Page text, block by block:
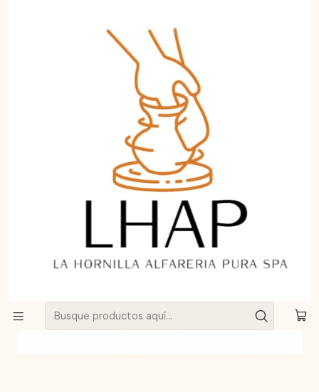
Set 6 Vasos de Greda de Pomaire 250cc para Terremoto y